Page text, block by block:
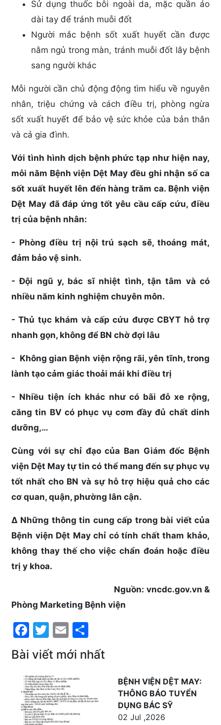
Sử dụng thuốc bôi ngoài da, mặc quần áo
dài tay để tránh muỗi đốt
Người mắc bệnh sốt xuất huyết cần được
nằm ngủ trong màn, tránh muỗi đốt lây bệnh
sang người khác
Mỗi người cần chủ động động tìm hiểu về nguyên
nhân, triệu chứng và cách điều trị, phòng ngừa
sốt xuất huyết để bảo vệ sức khỏe của bản thân
và cả gia đình.
Với tình hình dịch bệnh phức tạp như hiện nay,
mỗi năm Bệnh viện Dệt May đều ghi nhận số ca
sốt xuất huyết lên đến hàng trăm ca. Bệnh viện
Dệt May đã đáp ứng tốt yêu cầu cấp cứu, điều
trị của bệnh nhân:
- Phòng điều trị nội trú sạch sẽ, thoáng mát,
đảm bảo vệ sinh.
- Đội ngũ y, bác sĩ nhiệt tình, tận tâm và có
nhiều năm kinh nghiệm chuyên môn.
- Thủ tục khám và cấp cứu được CBYT hỗ trợ
nhanh gọn, không để BN chờ đợi lâu
- Không gian Bệnh viện rộng rãi, yên tĩnh, trong
lành tạo cảm giác thoải mái khi điều trị
- Nhiều tiện ích khác như có bãi đỗ xe rộng,
căng tin BV có phục vụ cơm đầy đủ chất dinh
dưỡng,…
Cùng với sự chỉ đạo của Ban Giám đốc Bệnh
viện Dệt May tự tin có thể mang đến sự phục vụ
tốt nhất cho BN và sự hỗ trợ hiệu quả cho các
cơ quan, quận, phường lân cận.
∆ Những thông tin cung cấp trong bài viết của
Bệnh viện Dệt May chỉ có tính chất tham khảo,
không thay thế cho việc chẩn đoán hoặc điều
trị y khoa.
Nguồn: vncdc.gov.vn &
Phòng Marketing Bệnh viện
Facebook
Twitter
Email
Bài viết mới nhất
BỆNH VIỆN DỆT MAY:
THÔNG BÁO TUYỂN
DỤNG BÁC SỸ
02 Jul ,2026